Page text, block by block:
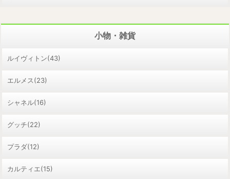
小物・雑貨
ルイヴィトン(43)
エルメス(23)
シャネル(16)
グッチ(22)
プラダ(12)
カルティエ(15)